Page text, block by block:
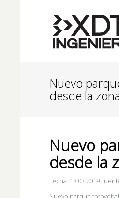
Nuevo
desde la
Nuevo
desde la
Fecha: 18.03.2019
Nuevo parque